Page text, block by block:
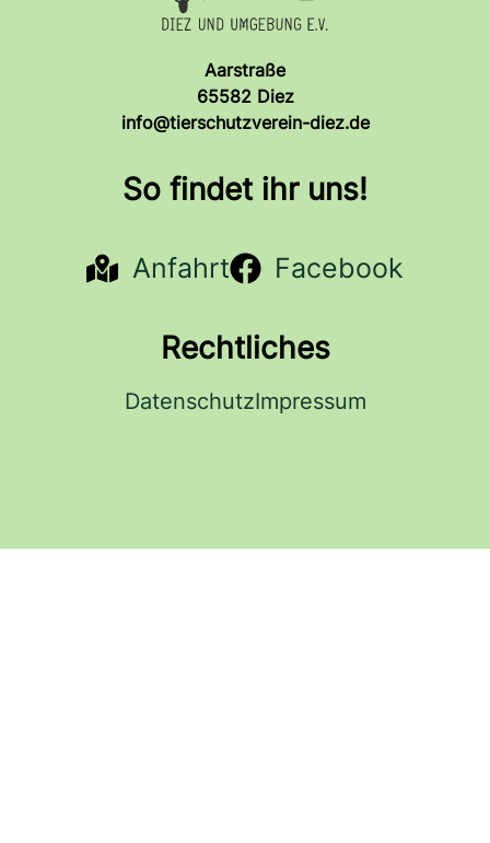
Aarstraße
65582 Diez
info@tierschutzverein-diez.de
So findet ihr uns!
Anfahrt Facebook
Rechtliches
DatenschutzImpressum